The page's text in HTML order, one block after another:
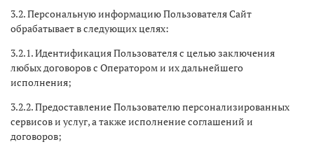
3.2. Персональную информацию Пользователя Сайт
обрабатывает в следующих целях:
3.2.1. Идентификация Пользователя с целью заключения
любых договоров с Оператором и их дальнейшего
исполнения;
3.2.2. Предоставление Пользователю персонализированных
сервисов и услуг, а также исполнение соглашений и
договоров;